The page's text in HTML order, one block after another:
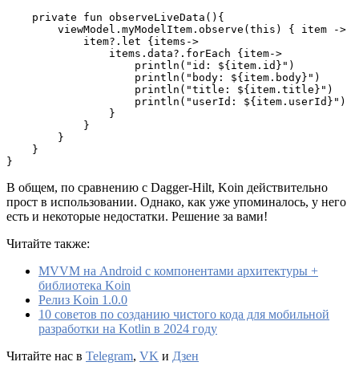
    private fun observeLiveData(){
        viewModel.myModelItem.observe(this) { item ->
            item?.let {items->
                items.data?.forEach {item->
                    println("id: ${item.id}")
                    println("body: ${item.body}")
                    println("title: ${item.title}")
                    println("userId: ${item.userId}")
                }
            }
        }
    }
}
В общем, по сравнению с Dagger-Hilt, Koin действительно
прост в использовании. Однако, как уже упоминалось, у него
есть и некоторые недостатки. Решение за вами!
Читайте также:
MVVM на Android с компонентами архитектуры +
библиотека Koin
Релиз Koin 1.0.0
10 советов по созданию чистого кода для мобильной
разработки на Kotlin в 2024 году
Читайте нас в Telegram, VK и Дзен